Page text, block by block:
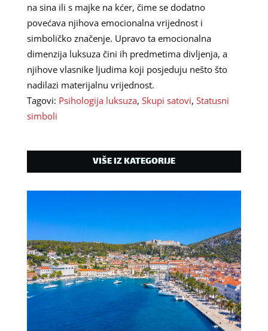
na sina ili s majke na kćer, čime se dodatno
povećava njihova emocionalna vrijednost i
simboličko značenje. Upravo ta emocionalna
dimenzija luksuza čini ih predmetima divljenja, a
njihove vlasnike ljudima koji posjeduju nešto što
nadilazi materijalnu vrijednost.
Tagovi: Psihologija luksuza, Skupi satovi, Statusni
simboli
VIŠE IZ KATEGORIJE